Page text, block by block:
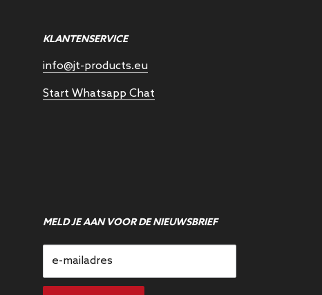
KLANTENSERVICE
info@jt-products.eu
Start Whatsapp Chat
MELD JE AAN VOOR DE NIEUWSBRIEF
e-mailadres